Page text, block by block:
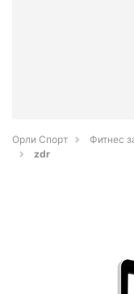
Орли Спорт
Фитнес
zdr